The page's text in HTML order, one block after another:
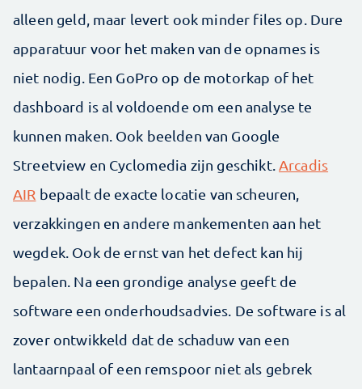
alleen geld, maar levert ook minder files op. Dure
apparatuur voor het maken van de opnames is
niet nodig. Een GoPro op de motorkap of het
dashboard is al voldoende om een analyse te
kunnen maken. Ook beelden van Google
Streetview en Cyclomedia zijn geschikt. Arcadis
AIR bepaalt de exacte locatie van scheuren,
verzakkingen en andere mankementen aan het
wegdek. Ook de ernst van het defect kan hij
bepalen. Na een grondige analyse geeft de
software een onderhoudsadvies. De software is al
zover ontwikkeld dat de schaduw van een
lantaarnpaal of een remspoor niet als gebrek